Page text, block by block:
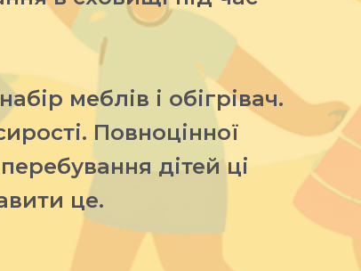
меблів і обігрівач.
Повноцінної
дітей ці
це.